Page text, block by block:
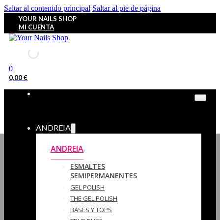
Saltar al contenido principal Saltar al pie de página
YOUR NAILS SHOP
MI CUENTA
0
0,00€
ANDREIA
ANDREIA
ESMALTES
SEMIPERMANENTES
GEL POLISH
THE GEL POLISH
BASES Y‎ TOPS